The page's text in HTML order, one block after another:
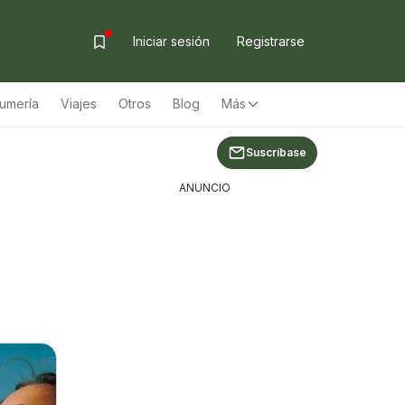
Iniciar sesión Registrarse
Viajes Otros Blog Más
Suscríbase
ANUNCIO